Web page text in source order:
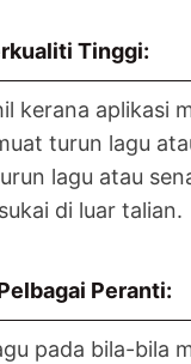
Tinggi:
aplikasi
turun lagu
lagu atau
di luar talian.
Peranti:
pada bila-bila